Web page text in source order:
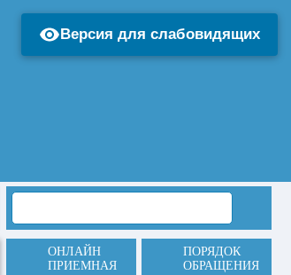
ОНЛАЙН
ПРИЕМНАЯ
ПОРЯДОК
ОБРАЩЕНИЯ
Версия для слабовидящих